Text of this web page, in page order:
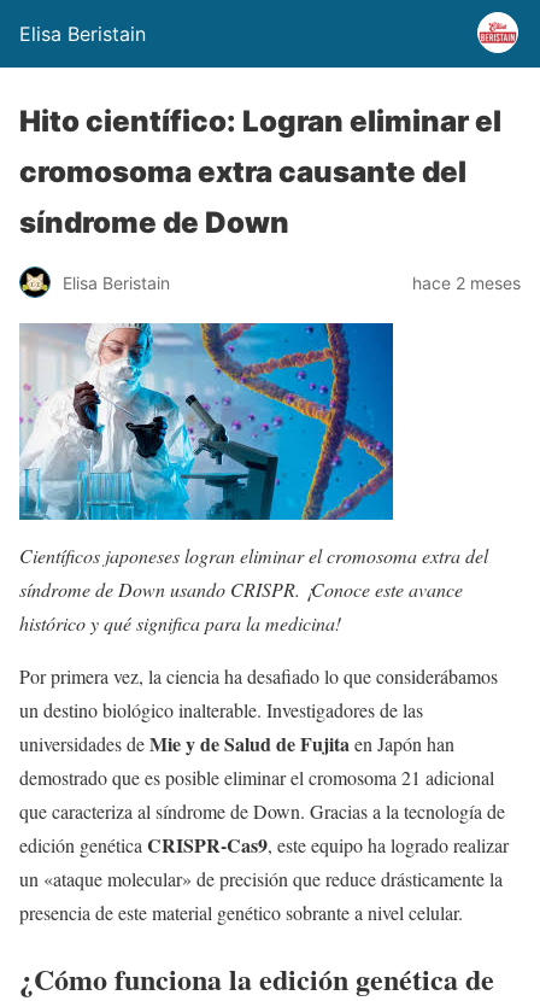
Elisa Beristain
Hito científico: Logran eliminar el
cromosoma extra causante del
síndrome de Down
Elisa Beristain hace 2 meses
Científicos japoneses logran eliminar el cromosoma extra del
síndrome de Down usando CRISPR. ¡Conoce este avance
histórico y qué significa para la medicina!
Por primera vez, la ciencia ha desafiado lo que considerábamos
un destino biológico inalterable. Investigadores de las
universidades deMie y de Salud de Fujitaen Japón han
demostrado que es posible eliminar el cromosoma 21 adicional
que caracteriza al síndrome de Down. Gracias a la tecnología de
edición genética CRISPR-Cas9, este equipo ha logrado realizar
un «ataque molecular» de precisión que reduce drásticamente la
presencia de este material genético sobrante a nivel celular.
¿Cómo funciona la edición genética de